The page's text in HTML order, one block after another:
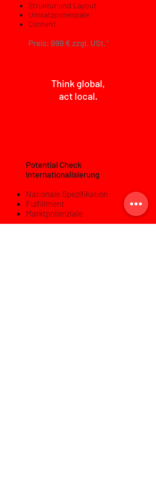
Struktur und Layout
Umsatzpotenziale
Content
Preis: 999 € zzgl. USt.*
Think global,
act local.
Potential Check
Internationalisierung
Nationale Spezifikation
Fulfillment
Marktpotenziale